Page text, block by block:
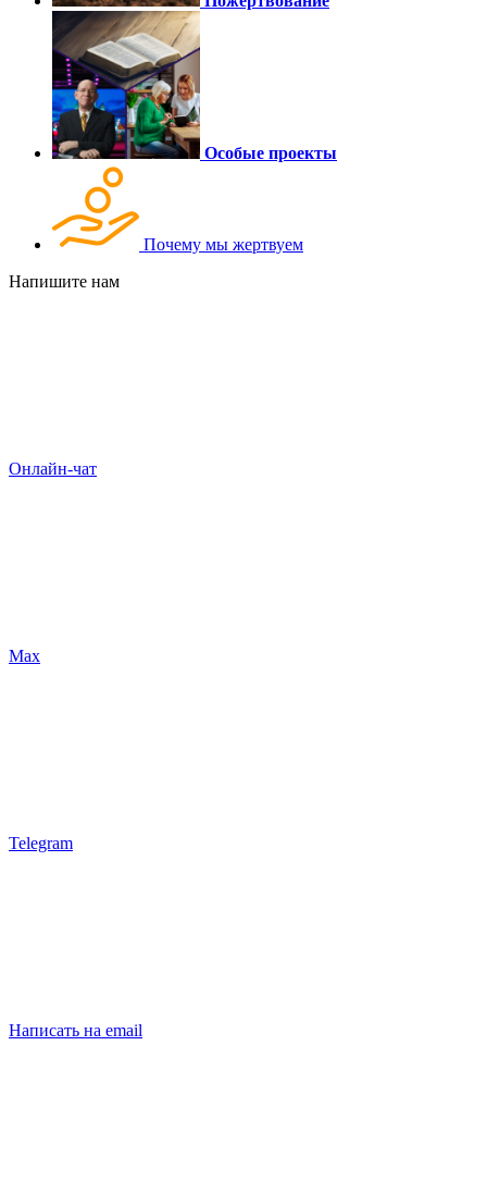
Особые проекты
Почему мы жертвуем
Напишите нам
Онлайн-чат
Max
Telegram
Написать на email